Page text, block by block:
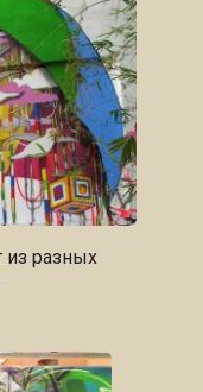
из разных